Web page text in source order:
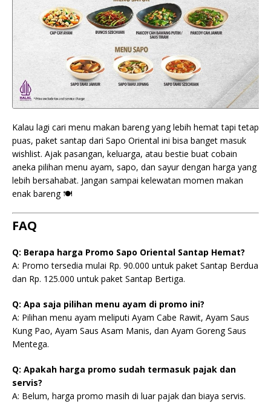
Kalau lagi cari menu makan bareng yang lebih hemat tapi tetap
puas, paket santap dari Sapo Oriental ini bisa banget masuk
wishlist. Ajak pasangan, keluarga, atau bestie buat cobain
aneka pilihan menu ayam, sapo, dan sayur dengan harga yang
lebih bersahabat. Jangan sampai kelewatan momen makan
enak bareng 🍽️
FAQ
Q: Berapa harga Promo Sapo Oriental Santap Hemat?
A: Promo tersedia mulai Rp. 90.000 untuk paket Santap Berdua
dan Rp. 125.000 untuk paket Santap Bertiga.
Q: Apa saja pilihan menu ayam di promo ini?
A: Pilihan menu ayam meliputi Ayam Cabe Rawit, Ayam Saus
Kung Pao, Ayam Saus Asam Manis, dan Ayam Goreng Saus
Mentega.
Q: Apakah harga promo sudah termasuk pajak dan
servis?
A: Belum, harga promo masih di luar pajak dan biaya servis.